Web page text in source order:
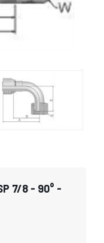
7/8 - 90° -